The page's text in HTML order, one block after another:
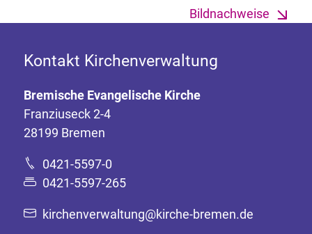
Bildnachweise
Kontakt Kirchenverwaltung
Bremische Evangelische Kirche
Franziuseck 2-4
28199 Bremen
0421-5597-0
0421-5597-265
kirchenverwaltung@kirche-bremen.de